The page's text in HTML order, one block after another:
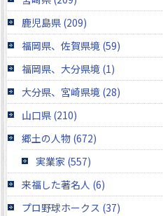
鹿児島県 (209)
福岡県、佐賀県境 (59)
福岡県、大分県境 (1)
大分県、宮崎県境 (28)
山口県 (210)
郷土の人物 (672)
実業家 (557)
来福した著名人 (6)
プロ野球ホークス (37)